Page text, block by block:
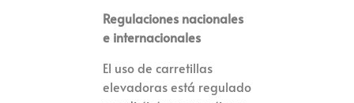
Regulaciones nacionales
e internacionales
El uso de carretillas
elevadoras está regulado